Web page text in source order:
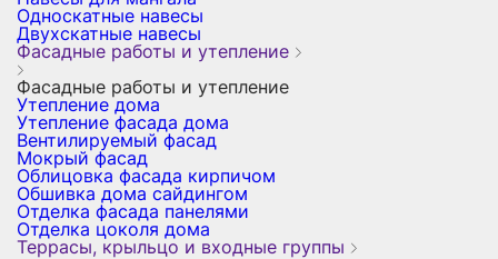
Односкатные навесы
Двухскатные навесы
Фасадные работы и утепление
Фасадные работы и утепление
Утепление дома
Утепление фасада дома
Вентилируемый фасад
Мокрый фасад
Облицовка фасада кирпичом
Обшивка дома сайдингом
Отделка фасада панелями
Отделка цоколя дома
Террасы, крыльцо и входные группы